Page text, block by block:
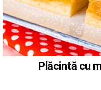
Plăcintă cu